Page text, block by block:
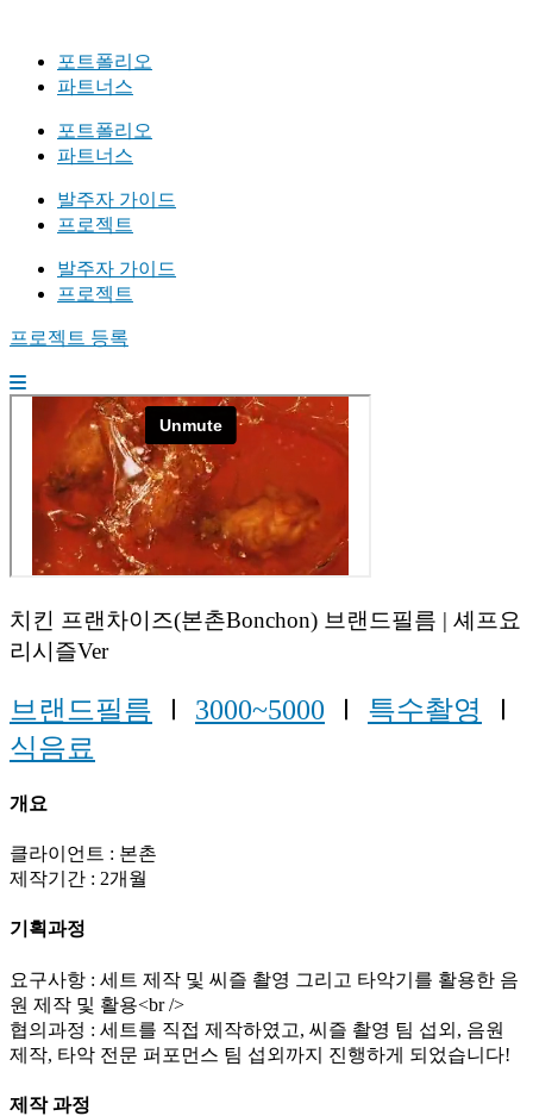
포트폴리오
파트너스
포트폴리오
파트너스
발주자 가이드
프로젝트
발주자 가이드
프로젝트
프로젝트 등록
치킨 프랜차이즈(본촌Bonchon) 브랜드필름 | 셰프요
리시즐Ver
브랜드필름 Ⅰ 3000~5000 Ⅰ 특수촬영
Ⅰ
식음료
개요
클라이언트 : 본촌
제작기간 : 2개월
기획과정
요구사항 : 세트 제작 및 씨즐 촬영 그리고 타악기를 활용한 음
원 제작 및 활용<br />
협의과정 : 세트를 직접 제작하였고, 씨즐 촬영 팀 섭외, 음원
제작, 타악 전문 퍼포먼스 팀 섭외까지 진행하게 되었습니다!
제작 과정